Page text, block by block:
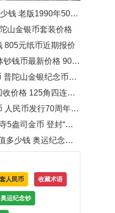
老版1990年50元价格
山金银币套装价格
805元纸币近期报价
格 90版100元四连体人民币价格
山金银纪念币市场价格
125角四连体收藏价值
行70周年纪念币市场价格
中”历史建筑群5盎司金质纪念币回收价格
念钞2008年10元最新价格多少
人民币 收藏术语
奥运纪念钞